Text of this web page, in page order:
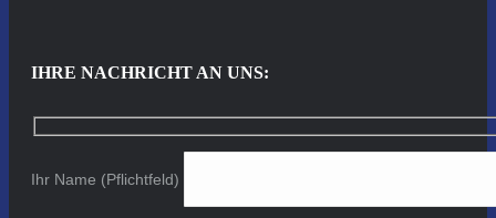
IHRE NACHRICHT AN UNS:
Ihr Name (Pflichtfeld)